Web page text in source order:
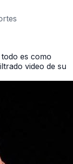
es como
video de su